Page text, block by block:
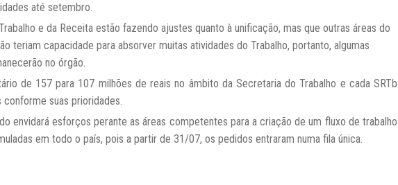
até setembro.
e da Receita estão fazendo ajustes quanto à unificação, mas que outras áreas do
teriam capacidade para absorver muitas atividades do Trabalho, portanto, algumas
no órgão.
de 157 para 107 milhões de reais no âmbito da Secretaria do Trabalho e cada SRTb
suas prioridades.
envidará esforços perante as áreas competentes para a criação de um fluxo de trabalho
em todo o país, pois a partir de 31/07, os pedidos entraram numa fila única.